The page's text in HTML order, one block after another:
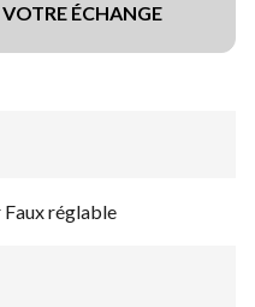
ÉCHANGE
réglable